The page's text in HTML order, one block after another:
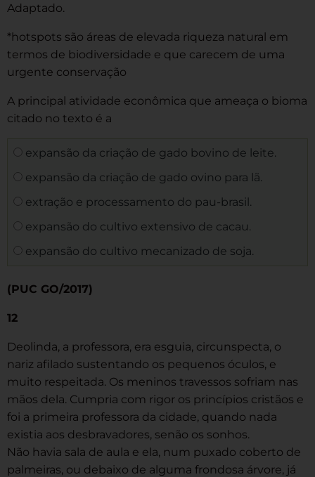
Adaptado.
*hotspots são áreas de elevada riqueza natural em
termos de biodiversidade e que carecem de uma
urgente conservação
A principal atividade econômica que ameaça o bioma
citado no texto é a
expansão da criação de gado bovino de leite.
expansão da criação de gado ovino para lã.
extração e processamento do pau-brasil.
expansão do cultivo extensivo de cacau.
expansão do cultivo mecanizado de soja.
(PUC GO/2017)
12
Deolinda, a professora, era esguia, circunspecta, o
nariz afilado sustentando os pequenos óculos, e
muito respeitada. Os meninos travessos sofriam nas
mãos dela. Cumpria com rigor os princípios cristãos e
foi a primeira professora da cidade, quando nada
existia aos desbravadores, senão os sonhos.
Não havia sala de aula e ela, num puxado coberto de
palmeiras, ou debaixo de alguma frondosa árvore, já